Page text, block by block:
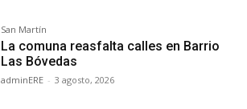
San Martín
La comuna reasfalta calles en Barrio
Las Bóvedas
adminERE - 3 agosto, 2026